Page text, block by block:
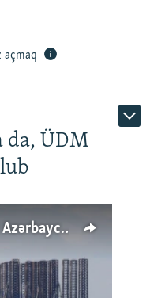
açmaq
da, ÜDM
Cənubi Qafqazda ÜDM ən az Azərbaycanda artır: Qonşuları niyə Bakını qabaqlaya bilir?
available